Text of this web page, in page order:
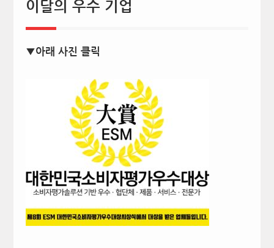
이달의 우수 기업
▼아래 사진 클릭